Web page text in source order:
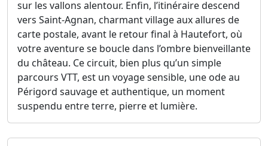
sur les vallons alentour. Enfin, l’itinéraire descend
vers Saint-Agnan, charmant village aux allures de
carte postale, avant le retour final à Hautefort, où
votre aventure se boucle dans l’ombre bienveillante
du château. Ce circuit, bien plus qu’un simple
parcours VTT, est un voyage sensible, une ode au
Périgord sauvage et authentique, un moment
suspendu entre terre, pierre et lumière.